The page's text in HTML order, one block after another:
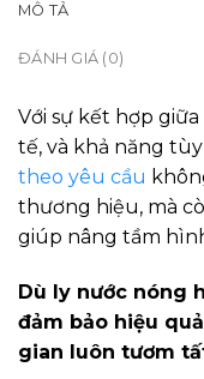
MÔ TẢ
ĐÁNH GIÁ (0)
Với sự kết hợp
tế, và khả năng
theo yêu cầu
thương hiệu, mà
giúp nâng tầm
Dù ly nước nóng
đảm bảo hiệu
gian luôn tươm